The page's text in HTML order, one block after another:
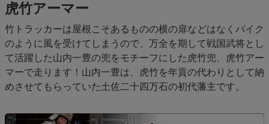
虎竹アーマー
竹トラッカーは屋根こそあるものの横の扉などはなくバイク
のように風を受けてしまうので、万全を期して戦国武将とし
て活躍した山内一豊の兜をモチーフにした虎竹兜、虎竹アー
マーで走ります！山内一豊は、虎竹を年貢の代わりとして納
めさせてもらっていた土佐二十四万石の初代藩主です。